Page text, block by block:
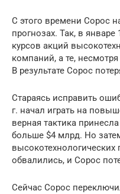
С этого времени Сорос
прогнозах. Так, в
курсов акций
компаний, а те,
В результате Сорос
Стараясь исправить
г. начал играть на
верная тактика
больше $4 млрд. Но
обвалились, и Сорос
Сейчас Сорос